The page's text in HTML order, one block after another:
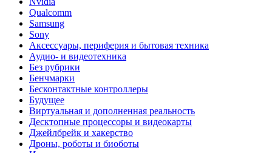
Qualcomm
Samsung
Sony
Аксессуары, периферия и бытовая техника
Аудио- и видеотехника
Без рубрики
Бенчмарки
Бесконтактные контроллеры
Будущее
Виртуальная и дополненная реальность
Десктопные процессоры и видеокарты
Джейлбрейк и хакерство
Дроны, роботы и биоботы